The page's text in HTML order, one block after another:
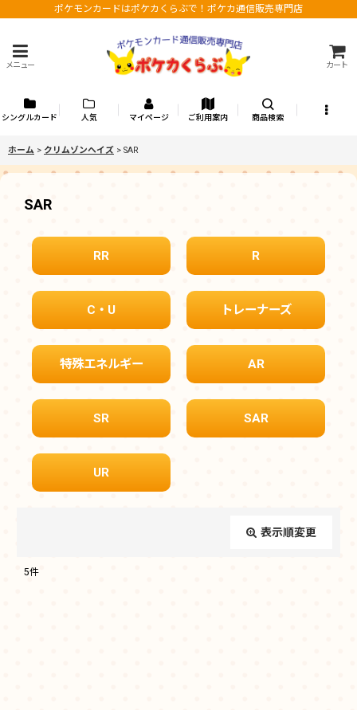
ポケモンカードはポケカくらぶで！ポケカ通信販売専門店
メニュー カート
シングルカード 人気 マイページ ご利用案内 商品検索
ホーム > クリムゾンヘイズ > SAR
SAR
RR R
C・U トレーナーズ
特殊エネルギー AR
SR SAR
UR
表示順変更
5件